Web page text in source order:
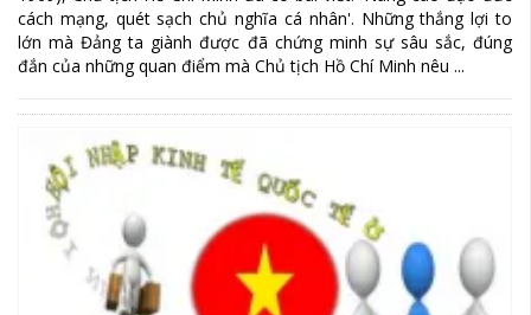
cách mạng, quét sạch chủ nghĩa cá nhân'. Những thắng lợi to
lớn mà Đảng ta giành được đã chứng minh sự sâu sắc, đúng
đắn của những quan điểm mà Chủ tịch Hồ Chí Minh nêu ...